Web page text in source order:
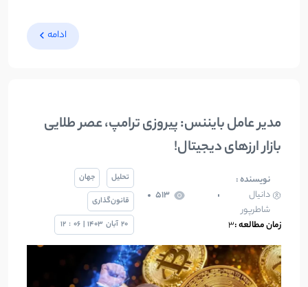
ادامه
مدیر عامل بایننس: پیروزی ترامپ، عصر طلایی
بازار ارزهای دیجیتال!
نویسنده :
دانیال
شاطرپور
513
زمان مطالعه :3
تحلیل
جهان
قانون‌گذاری
20 آبان 1403
|
06
:
12